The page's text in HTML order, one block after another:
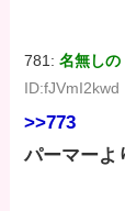
781:名無しの
ID:fJVmI2kwd
>>773
パーマー